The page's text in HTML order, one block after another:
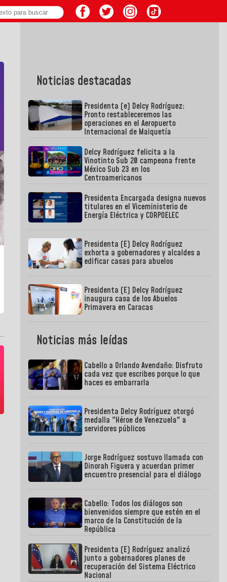
Noticias destacadas
Presidenta (e) Delcy Rodríguez:
Pronto restableceremos las
operaciones en el Aeropuerto
Internacional de Maiquetía
Delcy Rodríguez felicita a la
Vinotinto Sub 20 campeona frente
México Sub 23 en los
Centroamericanos
Presidenta Encargada designa nuevos
titulares en el Viceministerio de
Energía Eléctrica y CORPOELEC
Presidenta (E) Delcy Rodríguez
exhorta a gobernadores y alcaldes a
edificar casas para abuelos
Presidenta (E) Delcy Rodríguez
inaugura casa de los Abuelos
Primavera en Caracas
Noticias más leídas
Cabello a Orlando Avendaño: Disfruto
cada vez que escribes porque lo que
haces es embarrarla
Presidenta Delcy Rodríguez otorgó
medalla "Héroe de Venezuela" a
servidores públicos
Jorge Rodríguez sostuvo llamada con
Dinorah Figuera y acuerdan primer
encuentro presencial para el diálogo
Cabello: Todos los diálogos son
bienvenidos siempre que estén en el
marco de la Constitución de la
República
Presidenta (E) Rodríguez analizó
junto a gobernadores planes de
recuperación del Sistema Eléctrico
Nacional